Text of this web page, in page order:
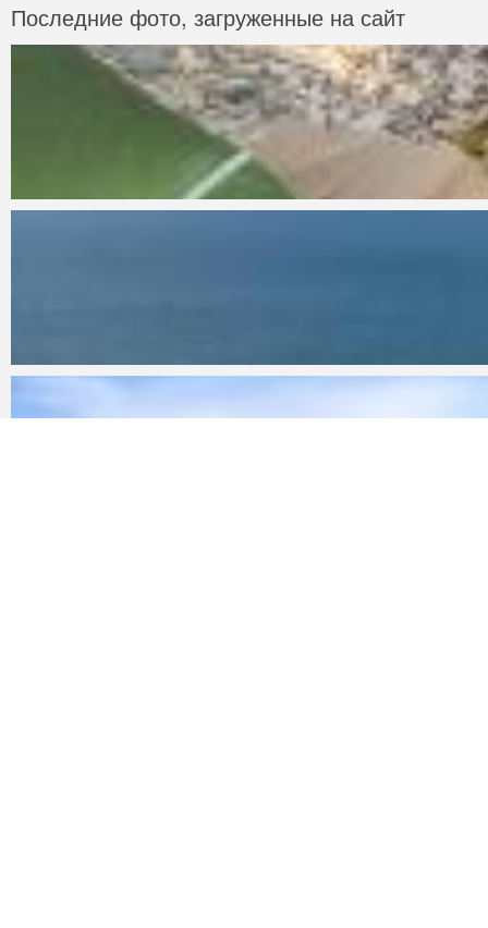
Последние фото, загруженные на сайт